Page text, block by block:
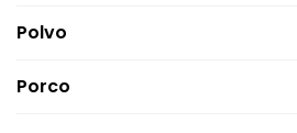
Polvo
Porco